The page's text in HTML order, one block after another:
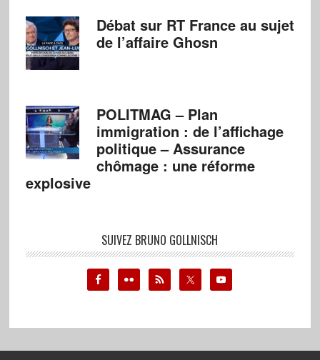
Débat sur RT France au sujet
de l’affaire Ghosn
POLITMAG – Plan
immigration : de l’affichage
politique – Assurance
chômage : une réforme
explosive
SUIVEZ BRUNO GOLLNISCH